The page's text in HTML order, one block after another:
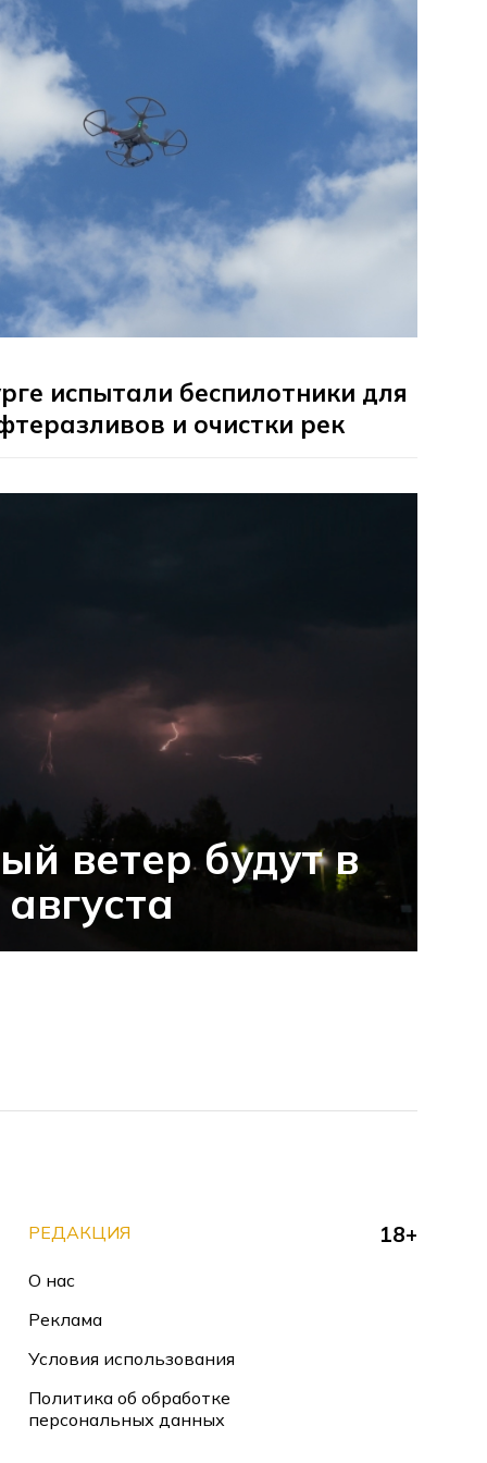
испытали беспилотники для
и очистки рек
ветер будут в
РЕДАКЦИЯ
О нас
Реклама
Условия использования
Политика об обработке
персональных данных
18+